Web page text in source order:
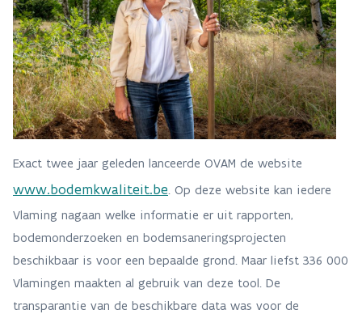
Exact twee jaar geleden lanceerde OVAM de website
www.bodemkwaliteit.be . Op deze website kan iedere
Vlaming nagaan welke informatie er uit rapporten,
bodemonderzoeken en bodemsaneringsprojecten
beschikbaar is voor een bepaalde grond. Maar liefst 336 000
Vlamingen maakten al gebruik van deze tool. De
transparantie van de beschikbare data was voor de